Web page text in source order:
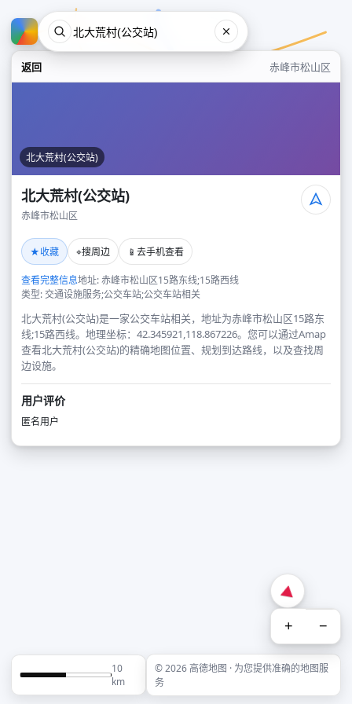
返回 赤峰市松山区
北大荒村(公交站)
北大荒村(公交站)
赤峰市松山区
★收藏 ⌖搜周边 📱 去手机查看
查看完整信息地址: 赤峰市松山区15路东线;15路西线
类型: 交通设施服务;公交车站;公交车站相关
北大荒村(公交站)是一家公交车站相关，地址为赤峰市松山区15路东
线;15路西线。地理坐标：42.345921,118.867226。您可以通过Amap
查看北大荒村(公交站)的精确地图位置、规划到达路线，以及查找周
边设施。
用户评价
匿名用户
+ −
10
km
© 2026 高德地图 · 为您提供准确的地图服
务